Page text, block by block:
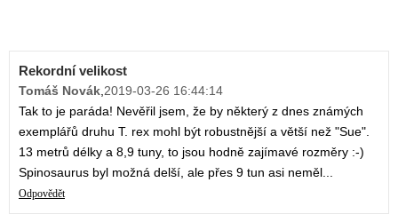
Rekordní velikost
Tomáš Novák 2019-03-26 16:44:14
Tak to je paráda! Nevěřil jsem, že by některý z dnes známých
exemplářů druhu T. rex mohl být robustnější a větší než "Sue".
13 metrů délky a 8,9 tuny, to jsou hodně zajímavé rozměry :-)
Spinosaurus byl možná delší, ale přes 9 tun asi neměl...
Odpovědět